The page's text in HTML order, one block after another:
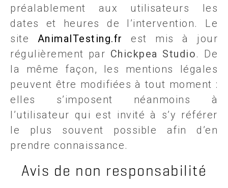
préalablement aux utilisateurs les
dates et heures de l’intervention. Le
site AnimalTesting.fr
est mis à jour
régulièrement par Chickpea Studio. De
la même façon, les mentions légales
peuvent être modifiées à tout moment :
elles s’imposent néanmoins à
l’utilisateur qui est invité à s’y référer
le plus souvent possible afin d’en
prendre connaissance.
Avis de non responsabilité